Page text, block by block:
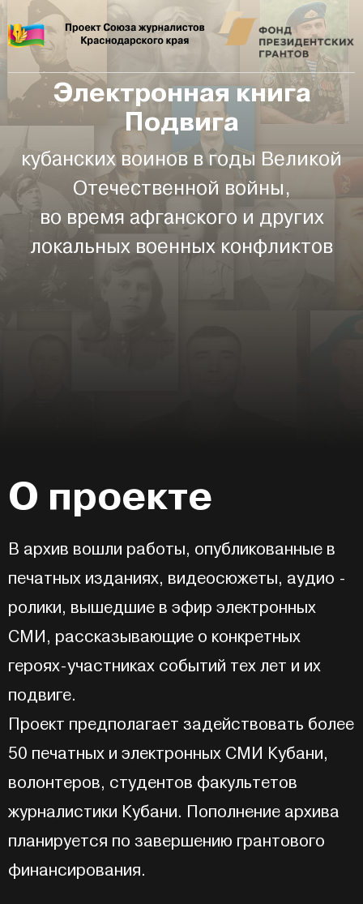
Электронная книга
Подвига
кубанских воинов в годы Великой
Отечественной войны,
во время афганского и других
локальных военных конфликтов
О проекте
В архив вошли работы, опубликованные в
печатных изданиях, видеосюжеты, аудио -
ролики, вышедшие в эфир электронных
СМИ, рассказывающие о конкретных
героях-участниках событий тех лет и их
подвиге.
Проект предполагает задействовать более
50 печатных и электронных СМИ Кубани,
волонтеров, студентов факультетов
журналистики Кубани. Пополнение архива
планируется по завершению грантового
финансирования.